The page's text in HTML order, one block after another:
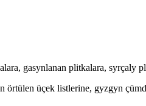
gasynlanan plitkalara, syrçaly
örtülen üçek listlerine, gyzgyn